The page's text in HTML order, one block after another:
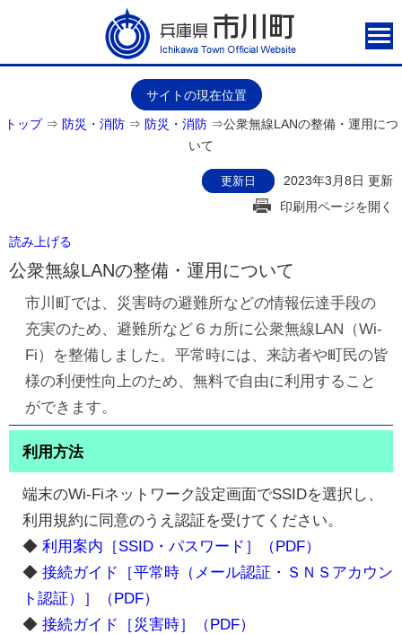
サイトの現在位置
トップ⇒ 防災・消防⇒ 防災・消防⇒公衆無線LANの整備・運用につ
いて
更新日
2023年3月8日 更新
印刷用ページを開く
読み上げる
公衆無線LANの整備・運用について
市川町では、災害時の避難所などの情報伝達手段の
充実のため、避難所など６カ所に公衆無線LAN（Wi-
Fi）を整備しました。平常時には、来訪者や町民の皆
様の利便性向上のため、無料で自由に利用すること
ができます。
利用方法
端末のWi-Fiネットワーク設定画面でSSIDを選択し、
利用規約に同意のうえ認証を受けてください。
◆ 利用案内［SSID・パスワード］（PDF）
◆ 接続ガイド［平常時（メール認証・ＳＮＳアカウン
ト認証）］（PDF）
◆ 接続ガイド［災害時］（PDF）